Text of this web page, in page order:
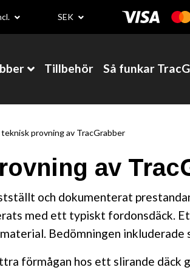
SEK
Tillbehör Så funkar
provning av TracGrabber
av
och dokumenterat
med ett typiskt fordonsdäck.
Bedömningen inkluderade
förmågan hos ett slirande däck